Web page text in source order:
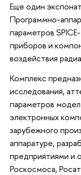
Еще один
Программно-
параметров
приборов и
воздействия
Комплекс
исследования,
параметров
электронных
зарубежного
аппаратуре,
предприятиями и
Роскосмоса,